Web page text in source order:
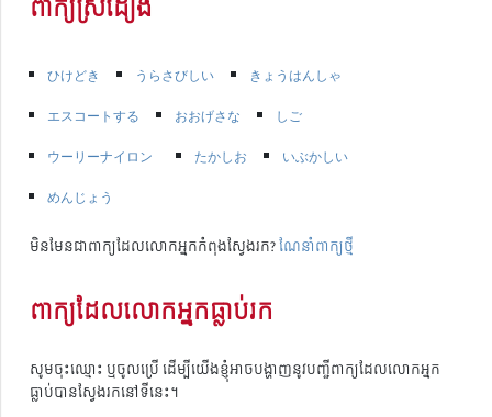
ពាក្យស្រដៀង
ひけどき うらさびしい
きょうはんしゃ
エスコートする
おおげさな
しご
ウーリーナイロン
たかしお
いぶかしい
めんじょう
មិនមែនជាពាក្យដែលលោកអ្នកកំពុងស្វែងរក?ណែនាំពាក្យថ្មី
ពាក្យដែលលោកអ្នកធ្លាប់រក
សូមចុះឈ្មោះ ឬចូលប្រើ ដើម្បីយើងខ្ញុំអាចបង្ហាញនូវបញ្ជីពាក្យដែលលោកអ្នក
ធ្លាប់បានស្វែងរកនៅទីនេះ។